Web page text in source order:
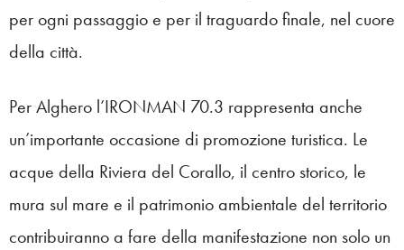
per ogni passaggio e per il traguardo finale, nel cuore
della città.
Per Alghero l’IRONMAN 70.3 rappresenta anche
un’importante occasione di promozione turistica. Le
acque della Riviera del Corallo, il centro storico, le
mura sul mare e il patrimonio ambientale del territorio
contribuiranno a fare della manifestazione non solo un